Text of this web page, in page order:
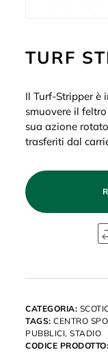
TURF
Il Turf-Stripper è
smuovere il
sua azione
trasferiti dal
CATEGORIA:
TAGS: CENTRO
PUBBLICI,STADIO
CODICE PRODOTTO: